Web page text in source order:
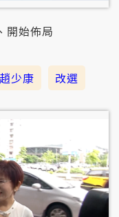
開始佈局
趙少康 改選